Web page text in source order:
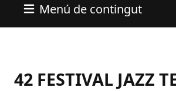
Menú de contingut
42 FESTIVAL JAZZ